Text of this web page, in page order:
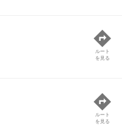
ルート
を見る
ルート
を見る